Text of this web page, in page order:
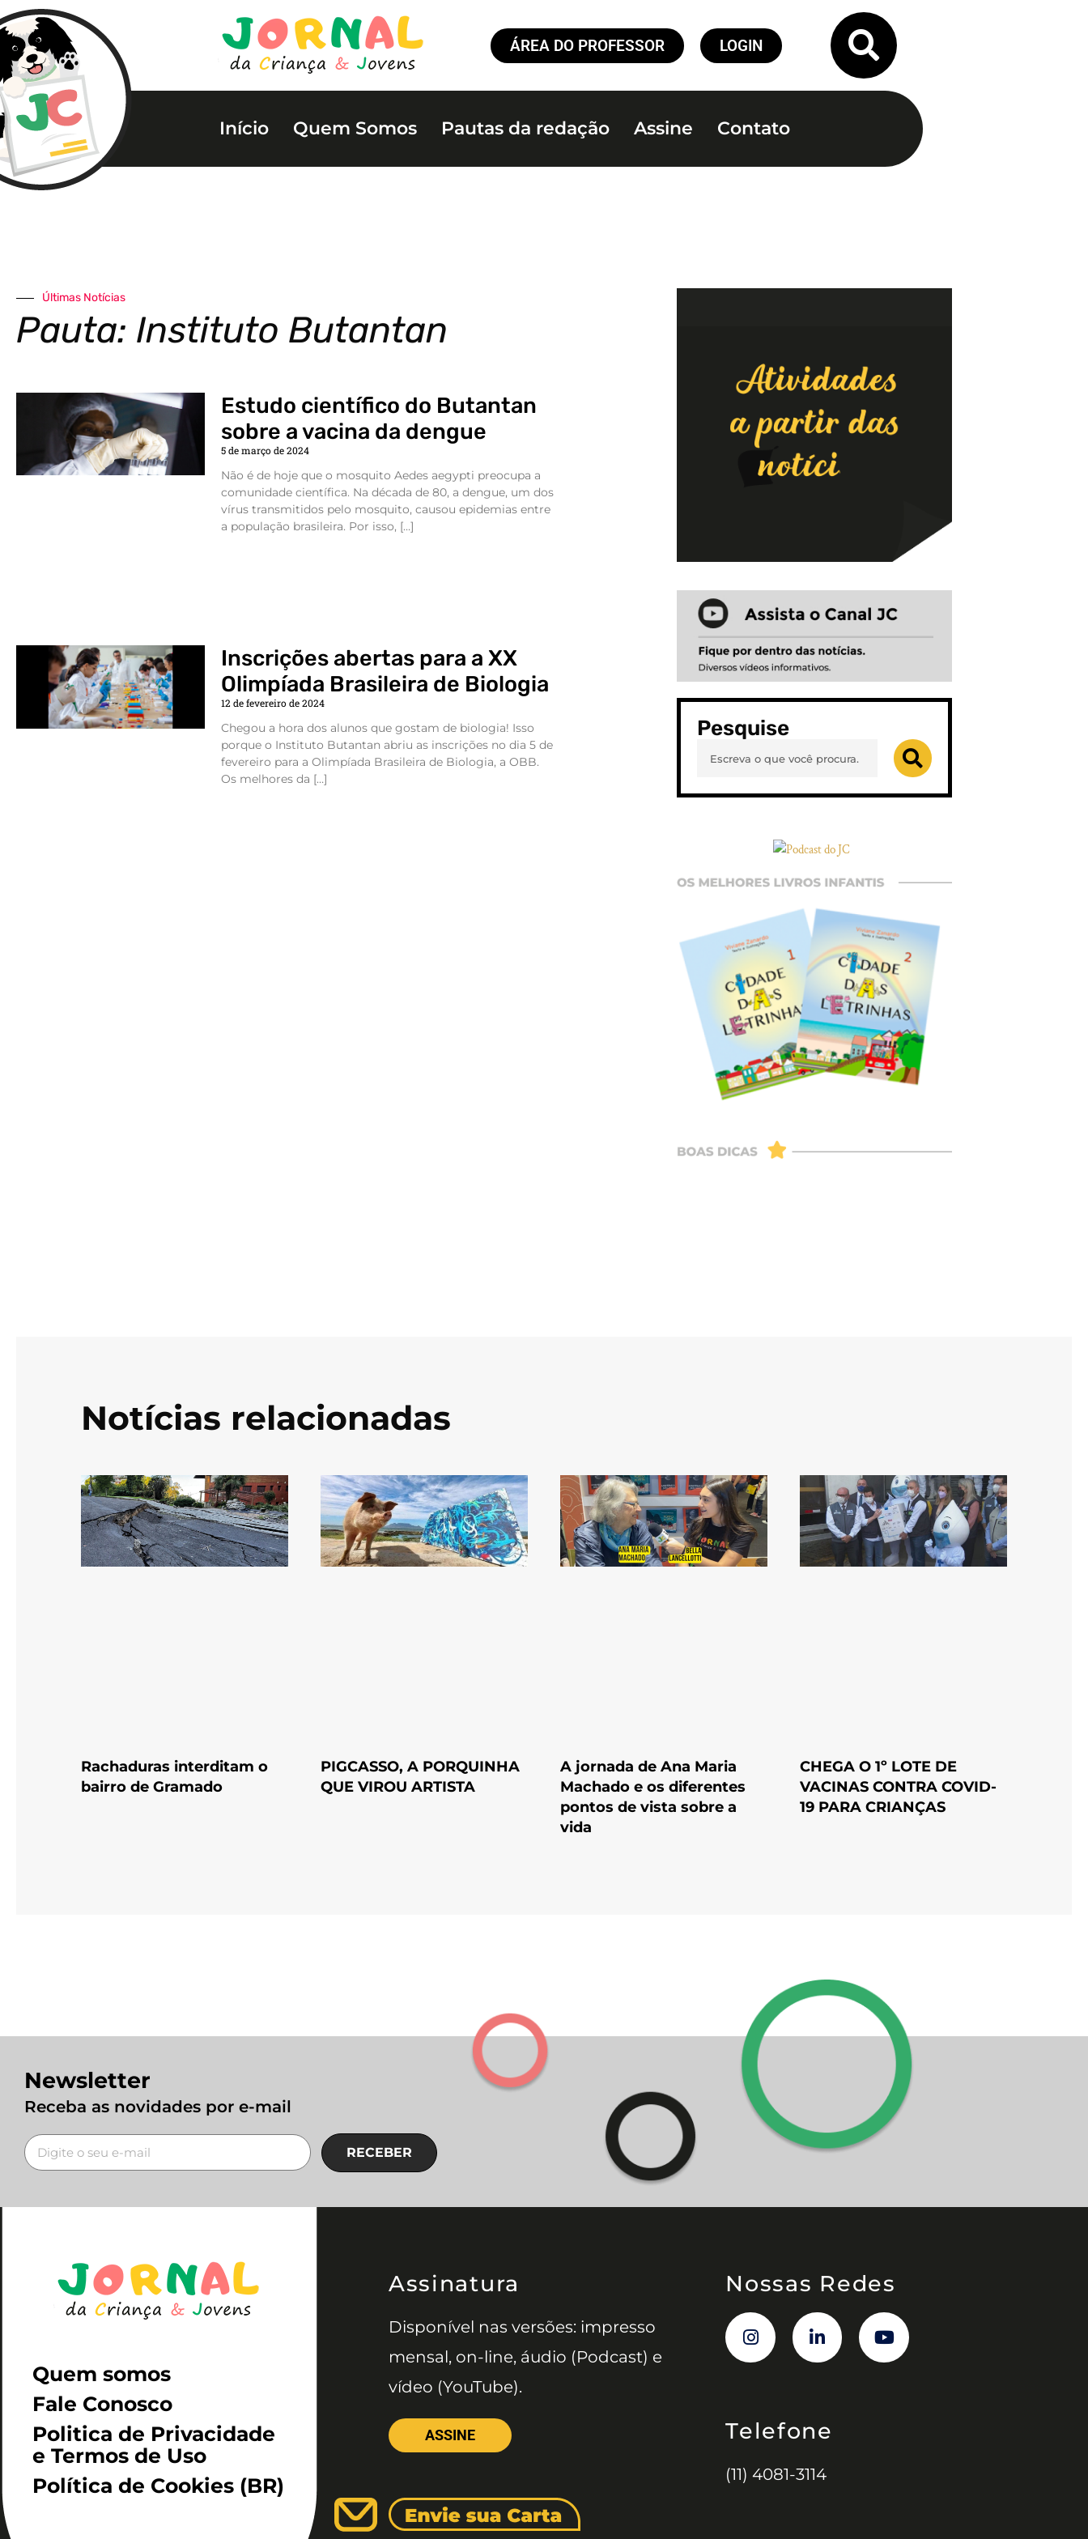
ÁREA DO PROFESSOR LOGIN
Início Quem Somos Pautas da redação Assine Contato
Últimas Notícias
Pauta: Instituto Butantan
Estudo científico do Butantan
sobre a vacina da dengue
5 de março de 2024
Não é de hoje que o mosquito Aedes aegypti preocupa a
comunidade científica. Na década de 80, a dengue, um dos
vírus transmitidos pelo mosquito, causou epidemias entre
a população brasileira. Por isso, […]
Inscrições abertas para a XX
Olimpíada Brasileira de Biologia
12 de fevereiro de 2024
Chegou a hora dos alunos que gostam de biologia! Isso
porque o Instituto Butantan abriu as inscrições no dia 5 de
fevereiro para a Olimpíada Brasileira de Biologia, a OBB.
Os melhores da […]
Pesquise
Notícias relacionadas
Rachaduras interditam o
bairro de Gramado
PIGCASSO, A PORQUINHA
QUE VIROU ARTISTA
A jornada de Ana Maria
Machado e os diferentes
pontos de vista sobre a
vida
CHEGA O 1º LOTE DE
VACINAS CONTRA COVID-
19 PARA CRIANÇAS
Newsletter
Receba as novidades por e-mail
RECEBER
Quem somos
Fale Conosco
Politica de Privacidade
e Termos de Uso
Política de Cookies (BR)
Assinatura
Disponível nas versões: impresso
mensal, on-line, áudio (Podcast) e
vídeo (YouTube).
ASSINE
Nossas Redes
Telefone
(11) 4081-3114